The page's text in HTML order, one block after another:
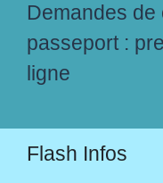
Demandes de
passeport :
ligne
Flash Infos